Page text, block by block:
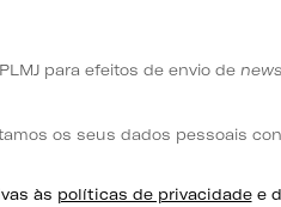
para efeitos de envio de
os seus dados pessoais
às políticas de privacidadee